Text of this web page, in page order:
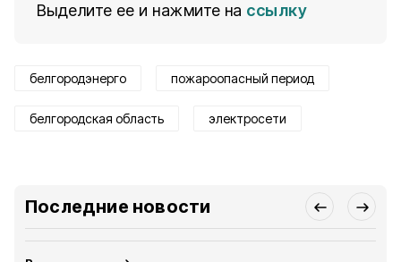
Выделите ее и нажмите на ссылку
белгородэнерго пожароопасный период
белгородская область электросети
Последние новости